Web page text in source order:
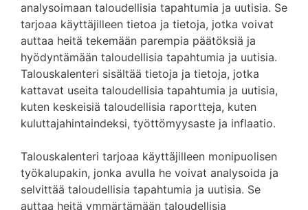
analysoimaan taloudellisia tapahtumia ja uutisia. Se
tarjoaa käyttäjilleen tietoa ja tietoja, jotka voivat
auttaa heitä tekemään parempia päätöksiä ja
hyödyntämään taloudellisia tapahtumia ja uutisia.
Talouskalenteri sisältää tietoja ja tietoja, jotka
kattavat useita taloudellisia tapahtumia ja uutisia,
kuten keskeisiä taloudellisia raportteja, kuten
kuluttajahintaindeksi, työttömyysaste ja inflaatio.
Talouskalenteri tarjoaa käyttäjilleen monipuolisen
työkalupakin, jonka avulla he voivat analysoida ja
selvittää taloudellisia tapahtumia ja uutisia. Se
auttaa heitä ymmärtämään taloudellisia